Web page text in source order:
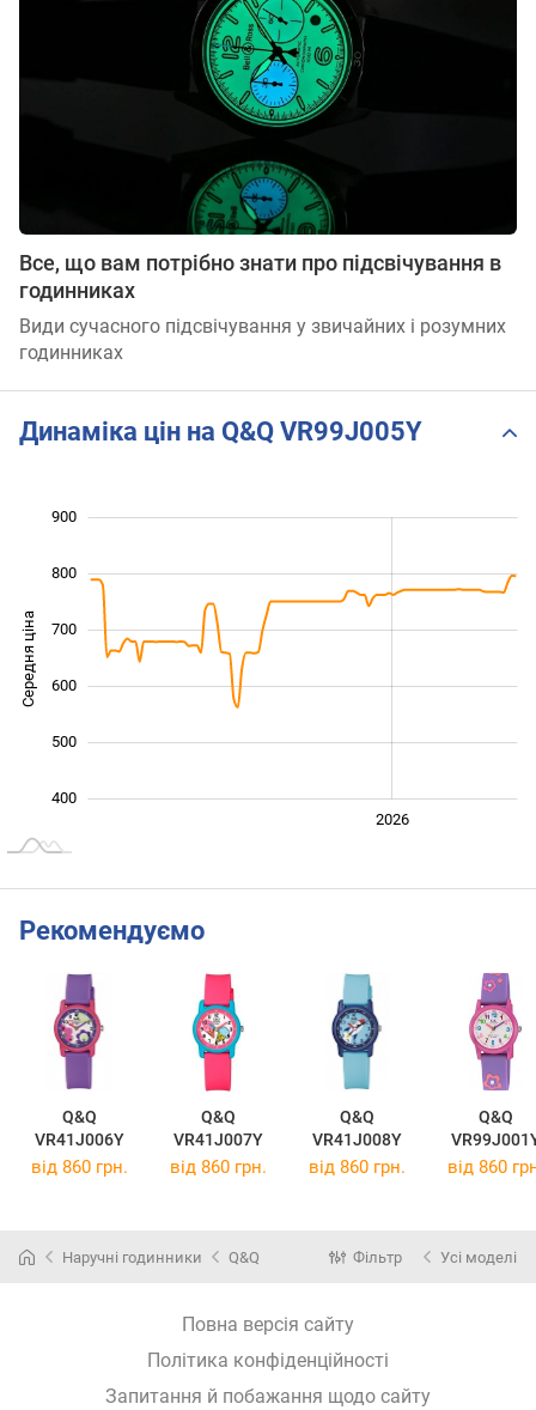
Все, що вам потрібно знати про підсвічування в
годинниках
Види сучасного підсвічування у звичайних і розумних
годинниках
Динаміка цін на Q&Q VR99J005Y
Середня ціна
400
500
600
700
800
900
2026
Рекомендуємо
Q&Q
VR41J006Y
Q&Q
VR41J007Y
Q&Q
VR41J008Y
Q&Q
від 860 грн. від 860 грн. від 860 грн. від 860
Наручні годинники Q&Q Фільтр Усі моделі
Повна версія сайту
Політика конфіденційності
Запитання й побажання щодо сайту